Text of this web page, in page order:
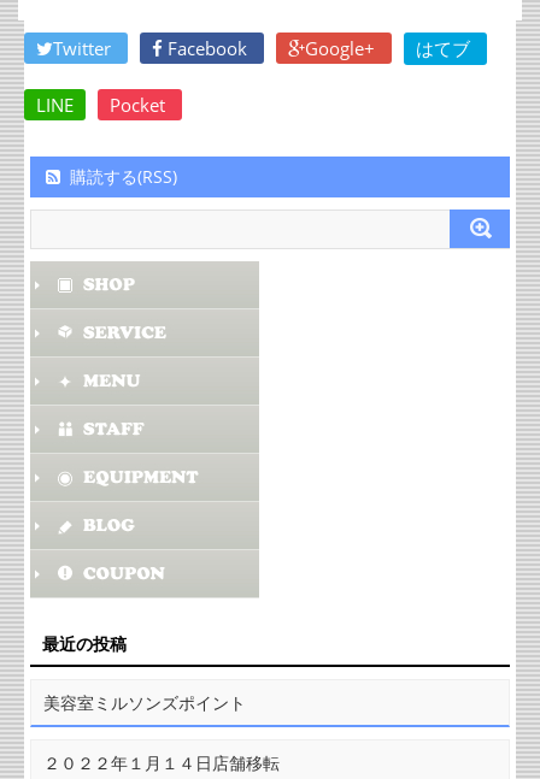
Twitter Facebook Google+ はてブ
LINE Pocket
購読する(RSS)
最近の投稿
美容室ミルソンズポイント
２０２２年１月１４日店舗移転